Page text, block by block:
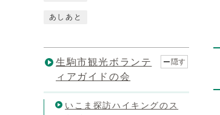
あしあと
生駒市観光ボランテ
ィアガイドの会
隠す
いこま探訪ハイキングのス